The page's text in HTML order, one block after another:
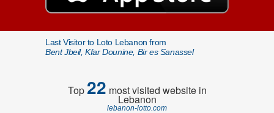
Last Visitor to Loto Lebanon from
Bent Jbeil, Kfar Dounine, Bir es Sanassel
Top22 most visited website in
Lebanon
lebanon-lotto.com